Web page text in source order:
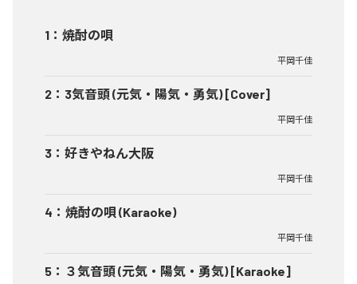
1 ： 焼酎の唄
平岡千佳
2 ： 3気音頭 (元気・陽気・勇気) [Cover]
平岡千佳
3 ： 好きやねん大阪
平岡千佳
4 ： 焼酎の唄 (Karaoke)
平岡千佳
5 ： ３気音頭 (元気・陽気・勇気) [Karaoke]